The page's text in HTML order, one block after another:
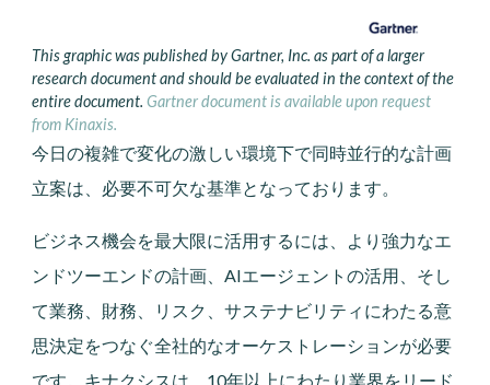
This graphic was published by Gartner, Inc. as part of a larger
research document and should be evaluated in the context of the
entire document. Gartner document is available upon request
from Kinaxis.
今日の複雑で変化の激しい環境下で同時並行的な計画
立案は、必要不可欠な基準となっております。
ビジネス機会を最大限に活用するには、より強力なエ
ンドツーエンドの計画、AIエージェントの活用、そし
て業務、財務、リスク、サステナビリティにわたる意
思決定をつなぐ全社的なオーケストレーションが必要
です。キナクシスは、10年以上にわたり業界をリード